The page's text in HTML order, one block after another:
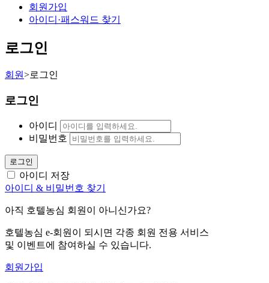
회원가입
아이디·패스워드 찾기
로그인
회원>로그인
로그인
아이디
비밀번호
로그인
아이디 저장
아이디 & 비밀번호 찾기
아직 호텔농심 회원이 아니신가요?
호텔농심 e-회원이 되시면 각종 회원 전용 서비스
및 이벤트에 참여하실 수 있습니다.
회원가입